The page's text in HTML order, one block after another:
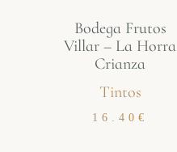
Bodega Frutos
Villar – La Horra
Crianza
Tintos
16.40€